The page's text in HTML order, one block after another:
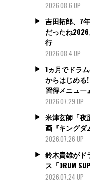
2026.08.6 UP
吉田拓郎、7
だったね
行
2026.08.4 UP
1ヵ月でドラ
からはじめる
習得メニュー
2026.07.29 UP
米津玄師「夜
画『キングダ
2026.07.26 UP
鈴木貴雄がド
ス「DRUM
2026.07.24 UP